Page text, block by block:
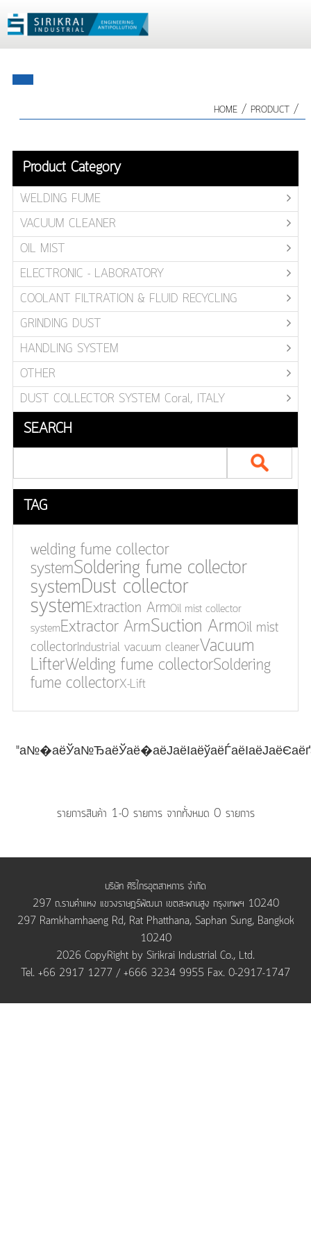
HOME /PRODUCT /
Product Category
WELDING FUME
VACUUM CLEANER
OIL MIST
ELECTRONIC - LABORATORY
COOLANT FILTRATION & FLUID RECYCLING
GRINDING DUST
HANDLING SYSTEM
OTHER
DUST COLLECTOR SYSTEM Coral, ITALY
SEARCH
TAG
welding fume collector
systemSoldering fume collector
systemDust collector
systemExtraction ArmOil mist collector
systemExtractor ArmSuction ArmOil mist
collectorIndustrial vacuum cleanerVacuum
LifterWelding fume collectorSoldering
fume collectorX-Lift
รายการสินค้า 1-0 รายการ จากทั้งหมด 0 รายการ
บริษัท ศิริไกรอุตสาหการ จำกัด
297 ถ.รามคำแหง แขวงราษฎร์พัฒนา เขตสะพานสูง กรุงเทพฯ 10240
297 Ramkhamhaeng Rd, Rat Phatthana, Saphan Sung, Bangkok
10240
2026 CopyRight by Sirikrai Industrial Co., Ltd.
Tel. +66 2917 1277 / +666 3234 9955 Fax. 0-2917-1747